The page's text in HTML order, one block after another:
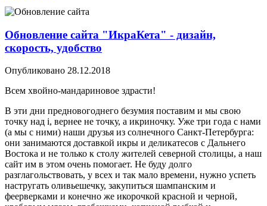
Обновление сайта "ИкраКета" - дизайн,
скорость, удобство
Опубликовано 28.12.2018
Всем хвойно-мандариновое здрасти!
В эти дни предновогоднего безумия поставим и мы свою
точку над i, вернее не точку, а икриночку. Уже три года с нами
(а мы с ними) наши друзья из солнечного Санкт-Петербурга:
они занимаются доставкой икры и деликатесов с Дальнего
Востока и не только к столу жителей северной столицы, а наш
сайт им в этом очень помогает. Не буду долго
разглагольствовать, у всех и так мало времени, нужно успеть
настругать оливьешечку, закупиться шампанским и
феерверками и конечно же икорочкой красной и черной,